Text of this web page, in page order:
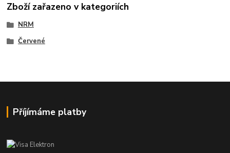
Zboží zařazeno v kategoriích
NRM
Červené
Příjímáme platby